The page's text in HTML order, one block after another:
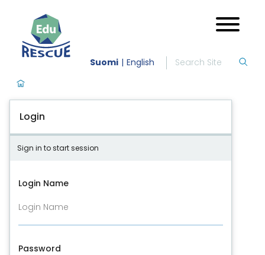
Suomi English
Login
Sign in to start session
Login Name
Password